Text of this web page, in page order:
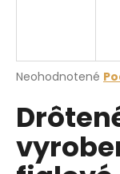
Priemerné
produktu
je
z
5
Neohodnotené
s
ť
?